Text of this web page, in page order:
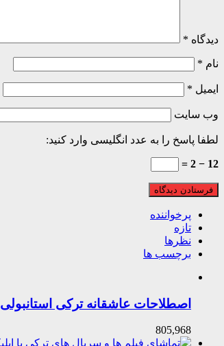
دیدگاه *
نام *
ایمیل *
وب‌ سایت
لطفا پاسخ را به عدد انگلیسی وارد کنید:
12 − 2 =
پرخواننده
تازه
نظرها
برچسب ها
اصطلاحات عاشقانه ترکی استانبولی
805,968